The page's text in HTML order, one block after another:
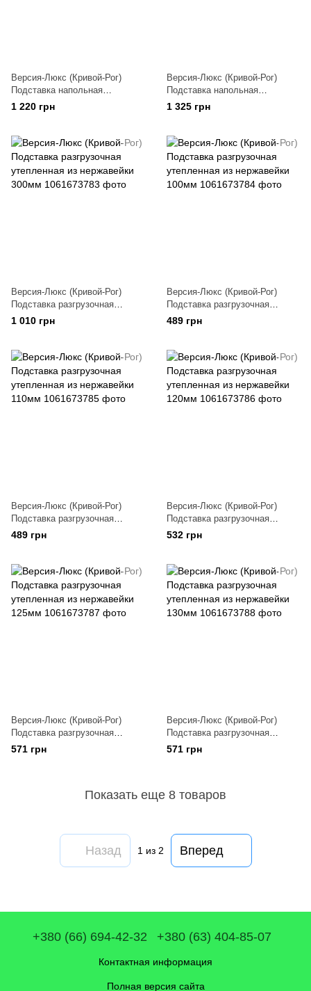
Версия-Люкс (Кривой-Рог)
Подставка напольная
утепленная из нержавейки
1 220 грн
Версия-Люкс (Кривой-Рог)
Подставка напольная
утепленная из нержавейки
1 325 грн
Версия-Люкс (Кривой-Рог)
Подставка разгрузочная
утепленная из нержавейки
1 010 грн
Версия-Люкс (Кривой-Рог)
Подставка разгрузочная
утепленная из нержавейки
100мм
489 грн
Версия-Люкс (Кривой-Рог)
Подставка разгрузочная
утепленная из нержавейки
110мм
489 грн
Версия-Люкс (Кривой-Рог)
Подставка разгрузочная
утепленная из нержавейки
120мм
532 грн
Версия-Люкс (Кривой-Рог)
Подставка разгрузочная
утепленная из нержавейки
125мм
571 грн
Версия-Люкс (Кривой-Рог)
Подставка разгрузочная
утепленная из нержавейки
130мм
571 грн
Показать еще 8 товаров
Назад 1 из 2 Вперед
+380 (66) 694-42-32 +380 (63) 404-85-07
Контактная информация
Полная версия сайта